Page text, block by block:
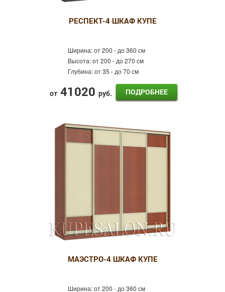
РЕСПЕКТ-4 ШКАФ КУПЕ
Ширина:от 200 - до 360 см
Высота:от 200 - до 270 см
Глубина:от 35 - до 70 см
от 41020 руб. ПОДРОБНЕЕ
МАЭСТРО-4 ШКАФ КУПЕ
Ширина:от 200 - до 360 см